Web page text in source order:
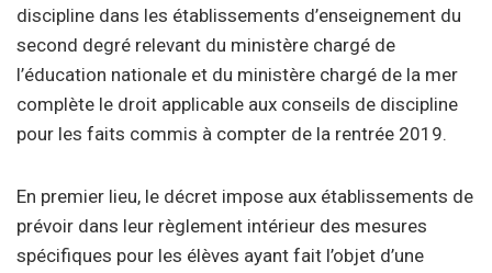
discipline dans les établissements d’enseignement du
second degré relevant du ministère chargé de
l’éducation nationale et du ministère chargé de la mer
complète le droit applicable aux conseils de discipline
pour les faits commis à compter de la rentrée 2019.
En premier lieu, le décret impose aux établissements de
prévoir dans leur règlement intérieur des mesures
spécifiques pour les élèves ayant fait l’objet d’une